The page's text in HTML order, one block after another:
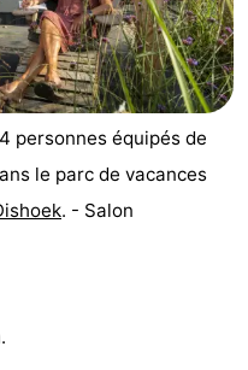
personnes équipés de
le parc de vacances
. - Salon